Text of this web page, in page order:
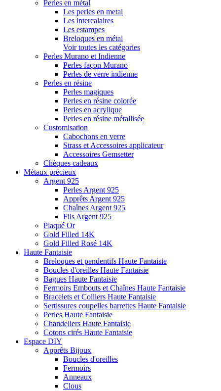
Perles en métal
Les perles en metal
Les intercalaires
Les estampes
Breloques en métal
Voir toutes les catégories
Perles Murano et Indienne
Perles façon Murano
Perles de verre indienne
Perles en résine
Perles magiques
Perles en résine colorée
Perles en acrylique
Perles en résine métallisée
Customisation
Cabochons en verre
Strass et Accessoires applicateur
Accessoires Gemsetter
Chèques cadeaux
Métaux précieux
Argent 925
Perles Argent 925
Apprêts Argent 925
Chaînes Argent 925
Fils Argent 925
Plaqué Or
Gold Filled 14K
Gold Filled Rosé 14K
Haute Fantaisie
Breloques et pendentifs Haute Fantaisie
Boucles d'oreilles Haute Fantaisie
Bagues Haute Fantaisie
Fermoirs Embouts et Chaînes Haute Fantaisie
Bracelets et Colliers Haute Fantaisie
Sertissures coupelles barrettes Haute Fantaisie
Perles Haute Fantaisie
Chandeliers Haute Fantaisie
Cotons cirés Haute Fantaisie
Espace DIY
Apprêts Bijoux
Boucles d'oreilles
Fermoirs
Anneaux
Clous